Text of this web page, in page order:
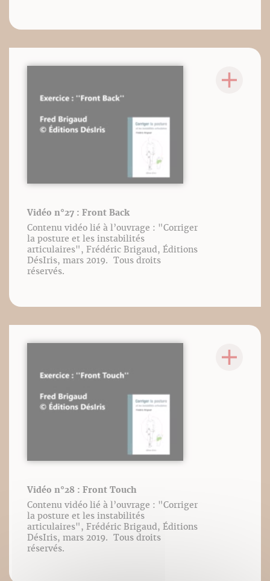
Vidéo n°27 : Front Back
Contenu vidéo lié à l’ouvrage : "Corriger
la posture et les instabilités
articulaires", Frédéric Brigaud, Éditions
DésIris, mars 2019. Tous droits
réservés.
Vidéo n°28 : Front Touch
Contenu vidéo lié à l’ouvrage : "Corriger
la posture et les instabilités
articulaires", Frédéric Brigaud, Éditions
DésIris, mars 2019. Tous droits
réservés.